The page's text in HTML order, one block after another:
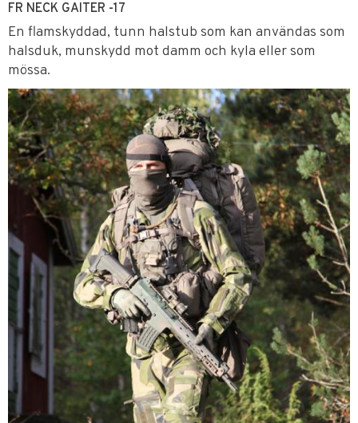
FR NECK GAITER -17
En flamskyddad, tunn halstub som kan användas som
halsduk, munskydd mot damm och kyla eller som
mössa.